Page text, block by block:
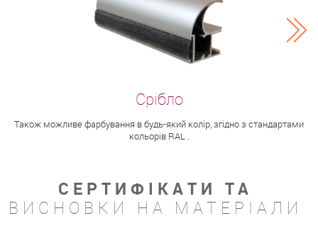
Також можливе фарбування в будь-який колір, згідно з стандартами
кольорів RAL .
СЕРТИФІКАТИ ТА
ВИСНОВКИ НА МАТЕРІАЛИ